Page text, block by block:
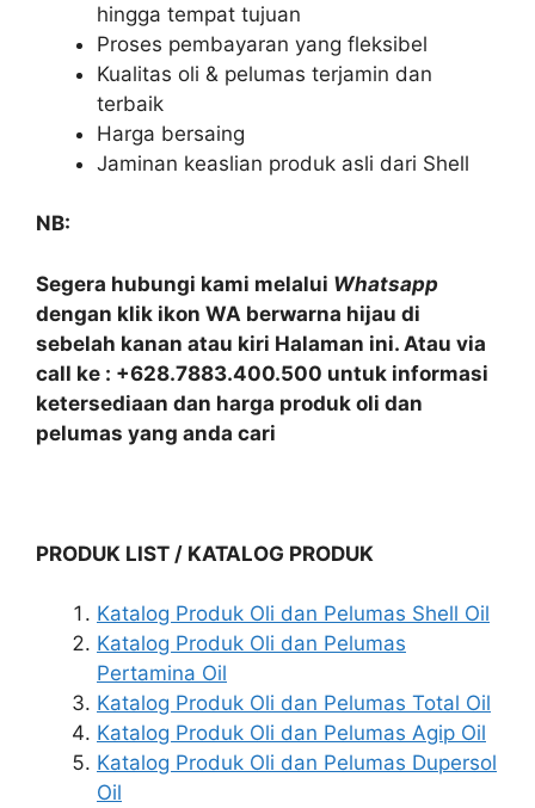
hingga tempat tujuan
Proses pembayaran yang fleksibel
Kualitas oli & pelumas terjamin dan
terbaik
Harga bersaing
Jaminan keaslian produk asli dari Shell
NB:
Segera hubungi kami melalui Whatsapp
dengan klik ikon WA berwarna hijau di
sebelah kanan atau kiri Halaman ini. Atau via
call ke : +628.7883.400.500 untuk informasi
ketersediaan dan harga produk oli dan
pelumas yang anda cari
PRODUK LIST / KATALOG PRODUK
Katalog Produk Oli dan Pelumas Shell Oil
Katalog Produk Oli dan Pelumas
Pertamina Oil
Katalog Produk Oli dan Pelumas Total Oil
Katalog Produk Oli dan Pelumas Agip Oil
Katalog Produk Oli dan Pelumas Dupersol
Oil